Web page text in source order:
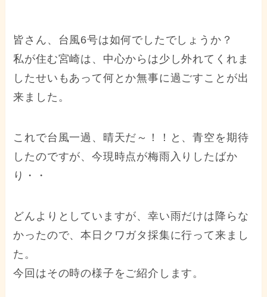
皆さん、台風6号は如何でしたでしょうか？
私が住む宮崎は、中心からは少し外れてくれま
したせいもあって何とか無事に過ごすことが出
来ました。
これで台風一過、晴天だ～！！と、青空を期待
したのですが、今現時点が梅雨入りしたばか
り・・
どんよりとしていますが、幸い雨だけは降らな
かったので、本日クワガタ採集に行って来まし
た。
今回はその時の様子をご紹介します。